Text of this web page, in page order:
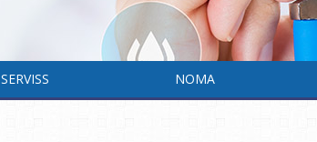
SERVISS NOMA